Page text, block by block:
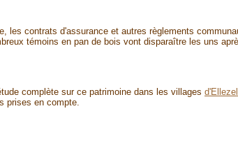
les contrats d'assurance et autres règlements
témoins en pan de bois vont disparaître les uns
complète sur ce patrimoine dans les villages
prises en compte.